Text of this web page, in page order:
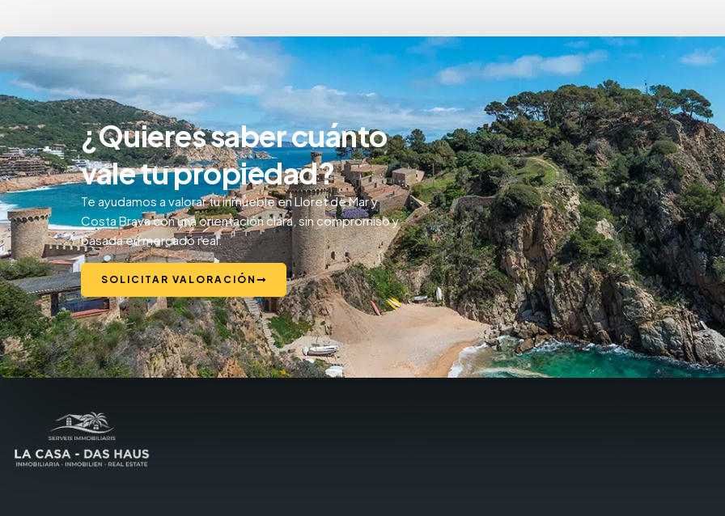
¿Quieres saber cuánto
vale tu propiedad?
Te ayudamos a valorar tu inmueble en Lloret de Mar y
Costa Brava con una orientación clara, sin compromiso y
basada en mercado real.
SOLICITAR VALORACIÓN